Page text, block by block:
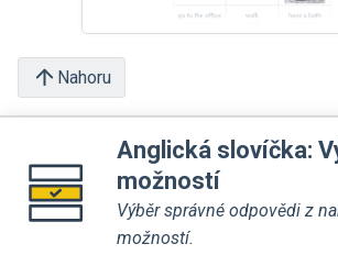
Nahoru
Anglická slovíčka:
možností
Výběr správné odpovědi z
možností.